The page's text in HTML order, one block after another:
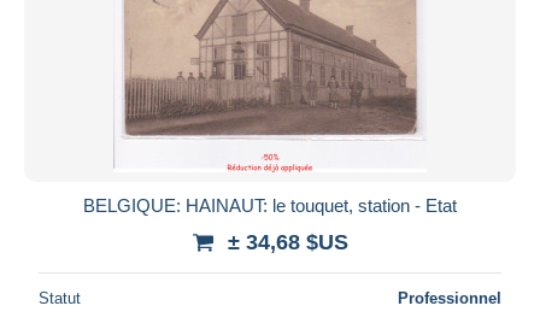
BELGIQUE: HAINAUT: le touquet, station - Etat
± 34,68 $US
Statut Professionnel